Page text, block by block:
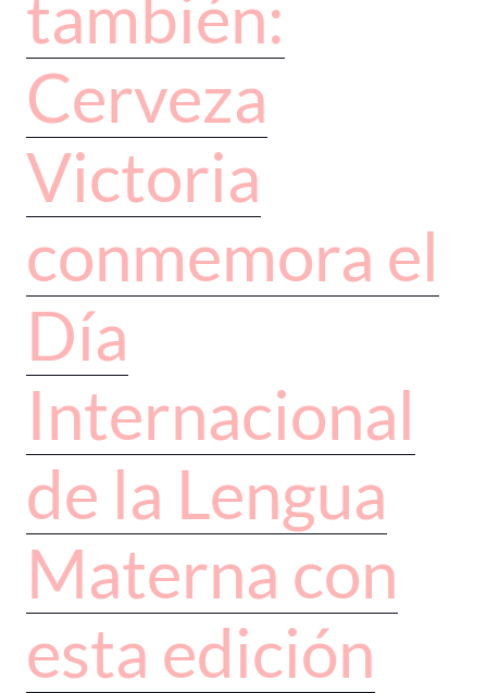
también:
Cerveza
Victoria
conmemora el
Día
Internacional
de la Lengua
Materna con
esta edición